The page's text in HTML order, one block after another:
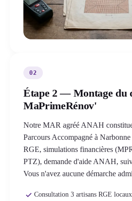
02
Étape 2 — Montage du
MaPrimeRénov'
Notre MAR agréé ANAH
Parcours Accompagné à
RGE, simulations financières
PTZ), demande d'aide ANAH,
Vous n'avez aucune démarche
Consultation 3 artisans RGE locaux